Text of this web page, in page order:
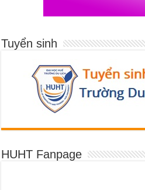
Tuyển sinh
HUHT Fanpage